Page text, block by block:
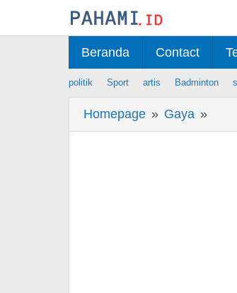
Beranda Contact
politik Sport artis Badminton
Homepage » Gaya »
Viral